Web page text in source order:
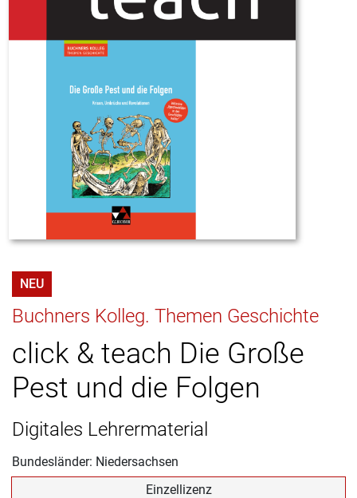
NEU
Buchners Kolleg. Themen Geschichte
click & teach Die Große
Pest und die Folgen
Digitales Lehrermaterial
Bundesländer: Niedersachsen
Einzellizenz